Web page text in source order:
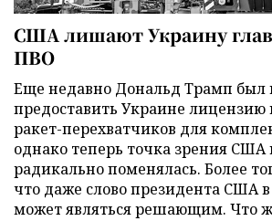
США лишают Украину
ПВО
Еще недавно Дональд Трамп был
предоставить Украине лицензию
ракет-перехватчиков для
однако теперь точка зрения США
радикально поменялась. Более
что даже слово президента США в
может являться решающим. Что